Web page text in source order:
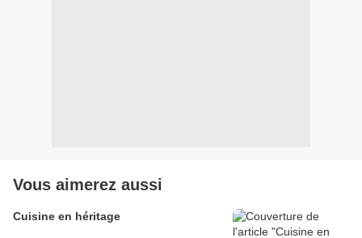
Vous aimerez aussi
Cuisine en héritage